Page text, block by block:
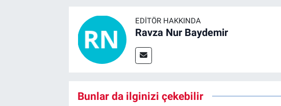
EDITÖR HAKKINDA
Ravza Nur Baydemir
Bunlar da ilginizi çekebilir